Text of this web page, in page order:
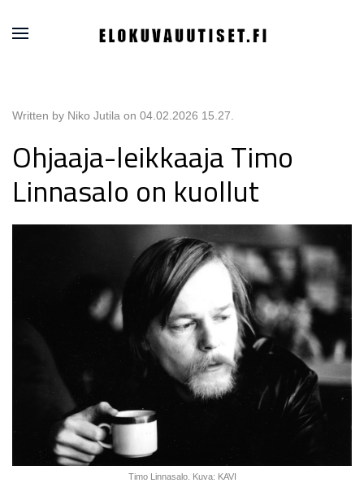
Written by Niko Jutila on 04.02.2026 15.27
Ohjaaja-leikkaaja Timo
Linnasalo on kuollut
Timo Linnasalo. Kuva: KAVI